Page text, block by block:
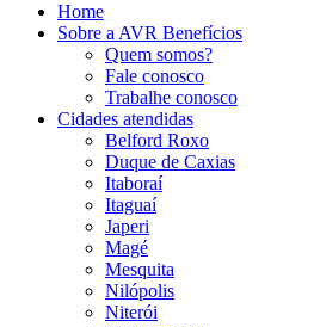
Home
Sobre a AVR Benefícios
Quem somos?
Fale conosco
Trabalhe conosco
Cidades atendidas
Belford Roxo
Duque de Caxias
Itaboraí
Itaguaí
Japeri
Magé
Mesquita
Nilópolis
Niterói